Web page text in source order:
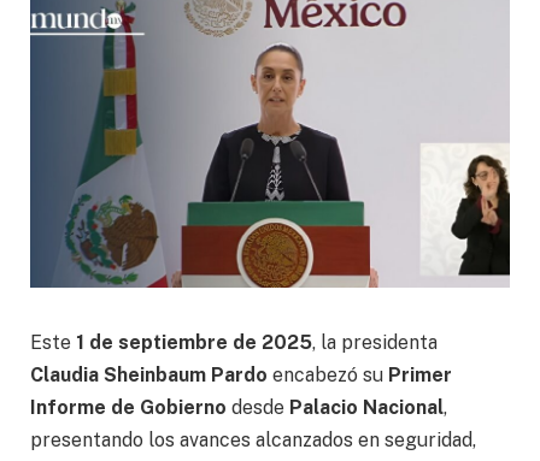
Este 1 de septiembre de 2025, la presidenta
Claudia Sheinbaum Pardo encabezó su Primer
Informe de Gobierno desde Palacio Nacional,
presentando los avances alcanzados en seguridad,